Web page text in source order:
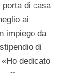
porta di casa
ai
impiego da
di
dedicato